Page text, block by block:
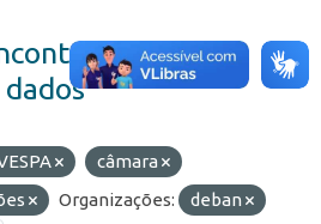
câmara
Organizações: deban